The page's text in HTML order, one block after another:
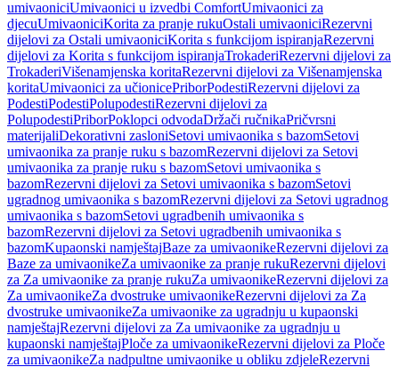
umivaoniciUmivaonici u izvedbi ComfortUmivaonici za
djecuUmivaoniciKorita za pranje rukuOstali umivaoniciRezervni
dijelovi za Ostali umivaoniciKorita s funkcijom ispiranjaRezervni
dijelovi za Korita s funkcijom ispiranjaTrokaderiRezervni dijelovi za
TrokaderiVišenamjenska koritaRezervni dijelovi za Višenamjenska
koritaUmivaonici za učionicePriborPodestiRezervni dijelovi za
PodestiPodestiPolupodestiRezervni dijelovi za
PolupodestiPriborPoklopci odvodaDržači ručnikaPričvrsni
materijaliDekorativni zasloniSetovi umivaonika s bazomSetovi
umivaonika za pranje ruku s bazomRezervni dijelovi za Setovi
umivaonika za pranje ruku s bazomSetovi umivaonika s
bazomRezervni dijelovi za Setovi umivaonika s bazomSetovi
ugradnog umivaonika s bazomRezervni dijelovi za Setovi ugradnog
umivaonika s bazomSetovi ugradbenih umivaonika s
bazomRezervni dijelovi za Setovi ugradbenih umivaonika s
bazomKupaonski namještajBaze za umivaonikeRezervni dijelovi za
Baze za umivaonikeZa umivaonike za pranje rukuRezervni dijelovi
za Za umivaonike za pranje rukuZa umivaonikeRezervni dijelovi za
Za umivaonikeZa dvostruke umivaonikeRezervni dijelovi za Za
dvostruke umivaonikeZa umivaonike za ugradnju u kupaonski
namještajRezervni dijelovi za Za umivaonike za ugradnju u
kupaonski namještajPloče za umivaonikeRezervni dijelovi za Ploče
za umivaonikeZa nadpultne umivaonike u obliku zdjeleRezervni